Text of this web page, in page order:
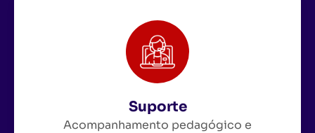
Suporte
Acompanhamento pedagógico e